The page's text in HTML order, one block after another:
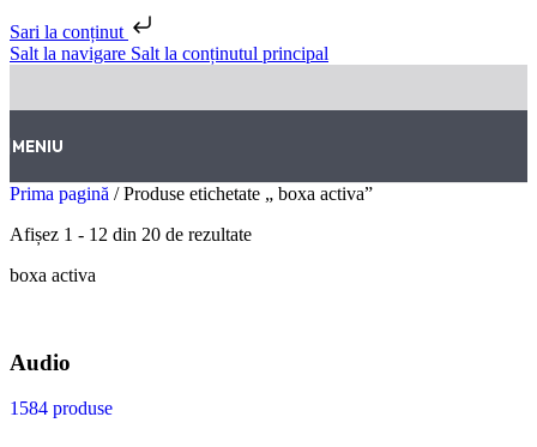
Sari la conținut
Salt la navigare Salt la conținutul principal
MENIU
Prima pagină / Produse etichetate „ boxa activa”
Afișez 1 - 12 din 20 de rezultate
boxa activa
Audio
1584 produse